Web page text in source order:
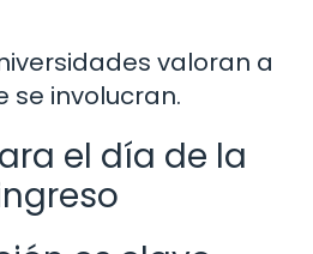
valoran a
se involucran.
el día de la